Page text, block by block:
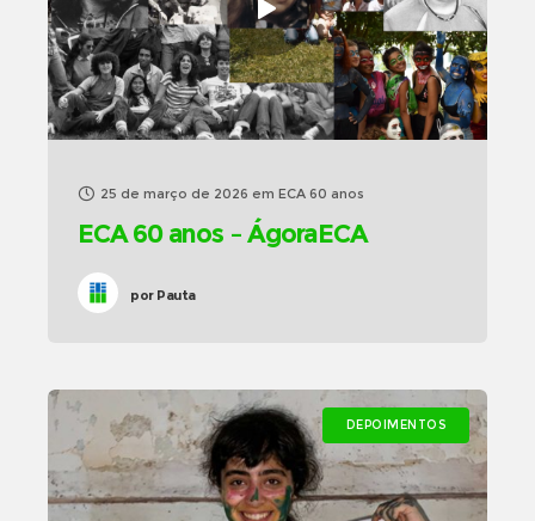
25 de março de 2026 em ECA 60 anos
ECA 60 anos – ÁgoraECA
porPauta
DEPOIMENTOS